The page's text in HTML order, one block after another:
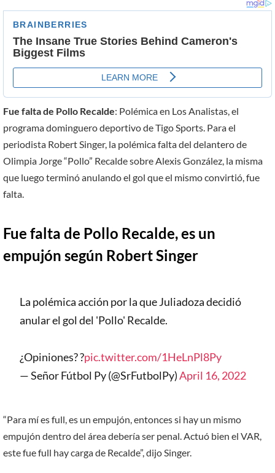
Fue falta de Pollo Recalde: Polémica en Los Analistas, el
programa dominguero deportivo de Tigo Sports. Para el
periodista Robert Singer, la polémica falta del delantero de
Olimpia Jorge “Pollo” Recalde sobre Alexis González, la misma
que luego terminó anulando el gol que el mismo convirtió, fue
falta.
Fue falta de Pollo Recalde, es un
empujón según Robert Singer
La polémica acción por la que Juliadoza decidió
anular el gol del 'Pollo' Recalde.
¿Opiniones? ?pic.twitter.com/1HeLnPl8Py
— Señor Fútbol Py (@SrFutbolPy)April 16, 2022
“Para mí es full, es un empujón, entonces si hay un mismo
empujón dentro del área debería ser penal. Actuó bien el VAR,
este fue full hay carga de Recalde”, dijo Singer.